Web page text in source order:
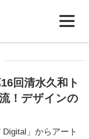
回清水久和ト
！デザインの
」からアート